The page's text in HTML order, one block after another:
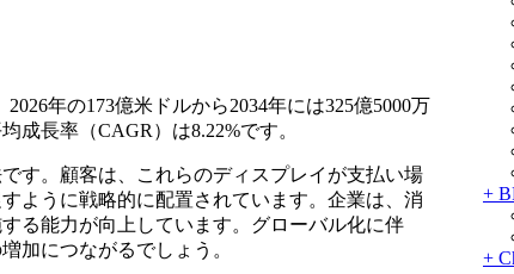
+
+
年の173億米ドルから2034年には325億5000万
成長率（CAGR）は8.22%です。
す。顧客は、これらのディスプレイが支払い場
ように戦略的に配置されています。企業は、消
る能力が向上しています。グローバル化に伴
加につながるでしょう。